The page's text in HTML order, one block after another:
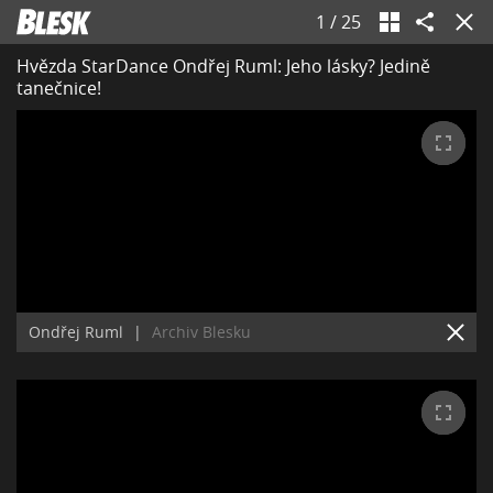
1 /25
Hvězda StarDance Ondřej Ruml: Jeho lásky? Jedině
tanečnice!
Ondřej Ruml | Archiv Blesku